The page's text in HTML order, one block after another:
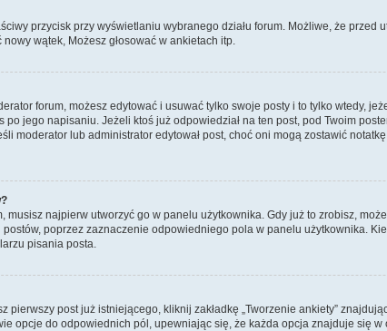
przycisk przy wyświetlaniu wybranego działu forum. Możliwe, że
nowy wątek, Możesz głosować w ankietach itp.
forum, możesz edytować i usuwać tylko swoje posty i to tylko wtedy,
jego napisaniu. Jeżeli ktoś już odpowiedział na ten post, pod Twoim
moderator lub administrator edytował post, choć oni mogą zostawić
musisz najpierw utworzyć go w panelu użytkownika. Gdy już to zrobisz,
poprzez zaznaczenie odpowiedniego pola w panelu użytkownika.
pisania posta.
pierwszy post już istniejącego, kliknij zakładkę „Tworzenie ankiety”
opcje do odpowiednich pól, upewniając się, że każda opcja znajduje